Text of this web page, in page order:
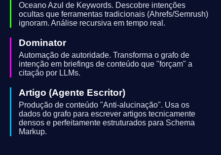
Oceano Azul de Keywords. Descobre intenções
ocultas que ferramentas tradicionais (Ahrefs/Semrush)
ignoram. Análise recursiva em tempo real.
Dominator
Automação de autoridade. Transforma o grafo de
intenção em briefings de conteúdo que "forçam" a
citação por LLMs.
Artigo (Agente Escritor)
Produção de conteúdo "Anti-alucinação". Usa os
dados do grafo para escrever artigos tecnicamente
densos e perfeitamente estruturados para Schema
Markup.